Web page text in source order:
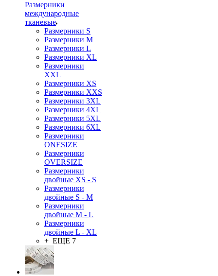
Размерники
международные
тканевые
Размерники S
Размерники M
Размерники L
Размерники XL
Размерники
XXL
Размерники XS
Размерники XXS
Размерники 3XL
Размерники 4XL
Размерники 5XL
Размерники 6XL
Размерники
ONESIZE
Размерники
OVERSIZE
Размерники
двойные XS - S
Размерники
двойные S - M
Размерники
двойные M - L
Размерники
двойные L - XL
+ ЕЩЕ 7